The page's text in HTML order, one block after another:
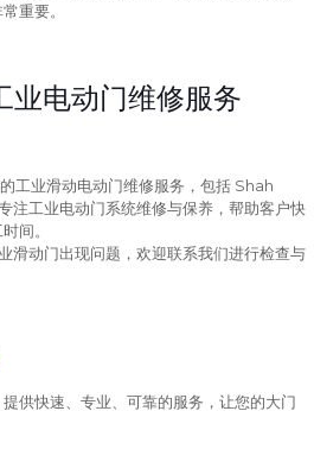
重要。
业电动门维修服务
工业滑动电动门维修服务，包括 Shah
注工业电动门系统维修与保养，帮助客户快
间。
滑动门出现问题，欢迎联系我们进行检查与
供快速、专业、可靠的服务，让您的大门